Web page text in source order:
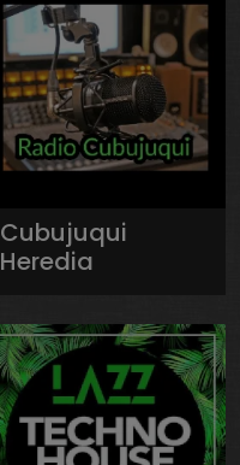
Cubujuqui
Heredia